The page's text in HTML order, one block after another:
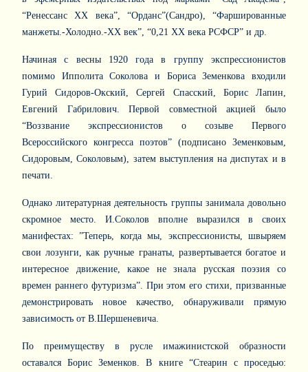
“Ренессанс ХХ века”, “Орданс”(Сандро), “Фаршированные
манжеты.-Холодно.-ХХ век”, “0,21 ХХ века РСФСР” и др.
Начиная с весны 1920 года в группу экспрессионистов
помимо Ипполита Соколова и Бориса Земенкова входили
Гурий Сидоров-Окский, Сергей Спасский, Борис Лапин,
Евгений Габрилович. Первой совместной акцией было
“Воззвание экспрессионистов о созыве Первого
Всероссийского конгресса поэтов” (подписано Земенковым,
Сидоровым, Соколовым), затем выступления на диспутах и в
печати.
Однако литературная деятельность группы занимала довольно
скромное место. И.Соколов вполне выразился в своих
манифестах: ”Теперь, когда мы, экспрессионисты, швыряем
свои лозунги, как ручные гранаты, развертывается богатое и
интересное движение, какое не знала русская поэзия со
времен раннего футуризма”. При этом его стихи, призванные
демонстрировать новое качество, обнаруживали прямую
зависимость от В.Шершеневича.
По преимуществу в русле имажинистской образности
оставался Борис Земенков. В книге “Стеарин с проседью: